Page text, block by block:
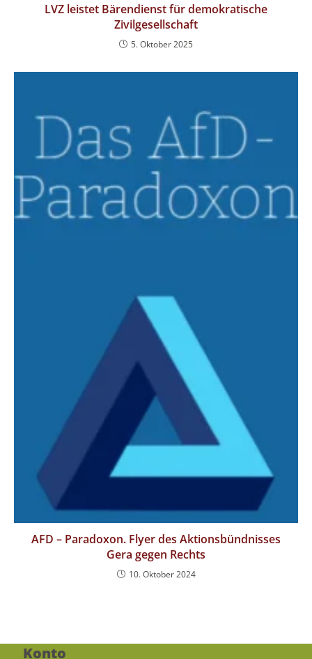
LVZ leistet Bärendienst für demokratische
Zivilgesellschaft
5. Oktober 2025
AFD – Paradoxon. Flyer des Aktionsbündnisses
Gera gegen Rechts
10. Oktober 2024
Konto